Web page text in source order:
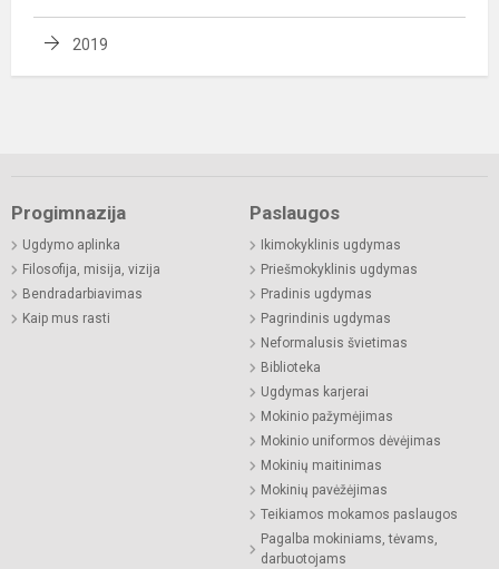
2019
Progimnazija
Ugdymo aplinka
Filosofija, misija, vizija
Bendradarbiavimas
Kaip mus rasti
Paslaugos
Ikimokyklinis ugdymas
Priešmokyklinis ugdymas
Pradinis ugdymas
Pagrindinis ugdymas
Neformalusis švietimas
Biblioteka
Ugdymas karjerai
Mokinio pažymėjimas
Mokinio uniformos dėvėjimas
Mokinių maitinimas
Mokinių pavėžėjimas
Teikiamos mokamos paslaugos
Pagalba mokiniams, tėvams,
darbuotojams